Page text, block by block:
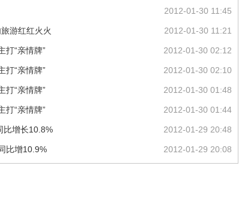
2012-01-30 11:45
2012-01-30 11:21
游红红火火
2012-01-30 02:12
打“亲情牌”
2012-01-30 02:10
打“亲情牌”
2012-01-30 01:48
打“亲情牌”
2012-01-30 01:44
打“亲情牌”
2012-01-29 20:48
比增长10.8%
2012-01-29 20:08
比增10.9%